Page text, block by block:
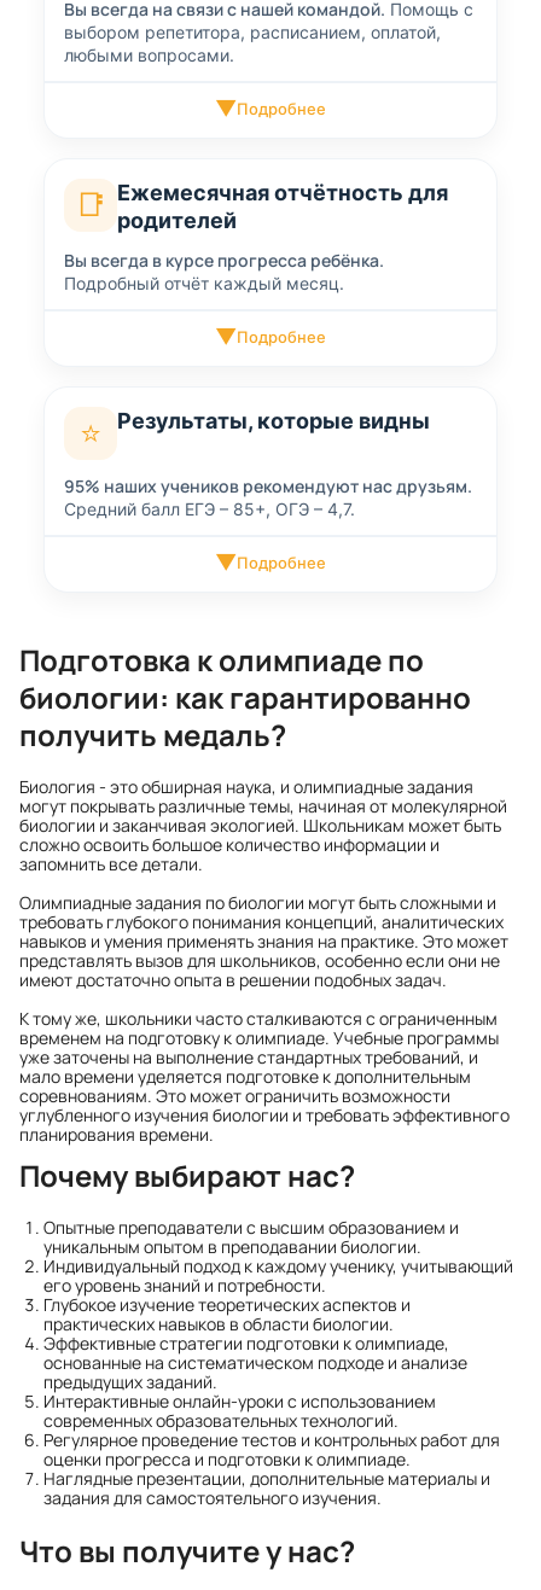
Вы всегда на связи с нашей командой. Помощь с
выбором репетитора, расписанием, оплатой,
любыми вопросами.
▼Подробнее
📑
Ежемесячная отчётность для
родителей
Вы всегда в курсе прогресса ребёнка.
Подробный отчёт каждый месяц.
▼Подробнее
⭐ Результаты, которые видны
95% наших учеников рекомендуют нас друзьям.
Средний балл ЕГЭ – 85+, ОГЭ – 4,7.
▼Подробнее
Подготовка к олимпиаде по
биологии: как гарантированно
получить медаль?
Биология - это обширная наука, и олимпиадные задания
могут покрывать различные темы, начиная от молекулярной
биологии и заканчивая экологией. Школьникам может быть
сложно освоить большое количество информации и
запомнить все детали.
Олимпиадные задания по биологии могут быть сложными и
требовать глубокого понимания концепций, аналитических
навыков и умения применять знания на практике. Это может
представлять вызов для школьников, особенно если они не
имеют достаточно опыта в решении подобных задач.
К тому же, школьники часто сталкиваются с ограниченным
временем на подготовку к олимпиаде. Учебные программы
уже заточены на выполнение стандартных требований, и
мало времени уделяется подготовке к дополнительным
соревнованиям. Это может ограничить возможности
углубленного изучения биологии и требовать эффективного
планирования времени.
Почему выбирают нас?
Опытные преподаватели с высшим образованием и
уникальным опытом в преподавании биологии.
Индивидуальный подход к каждому ученику, учитывающий
его уровень знаний и потребности.
Глубокое изучение теоретических аспектов и
практических навыков в области биологии.
Эффективные стратегии подготовки к олимпиаде,
основанные на систематическом подходе и анализе
предыдущих заданий.
Интерактивные онлайн-уроки с использованием
современных образовательных технологий.
Регулярное проведение тестов и контрольных работ для
оценки прогресса и подготовки к олимпиаде.
Наглядные презентации, дополнительные материалы и
задания для самостоятельного изучения.
Что вы получите у нас?